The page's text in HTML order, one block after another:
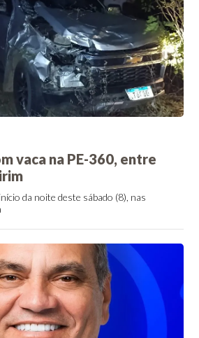
vaca na PE-360, entre
da noite deste sábado (8), nas